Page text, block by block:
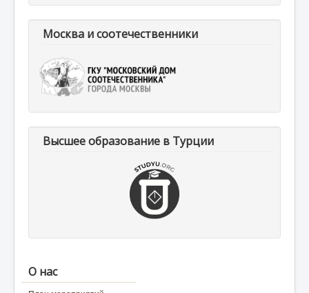
Москва и соотечественники
Высшее образование в Турции
О нас